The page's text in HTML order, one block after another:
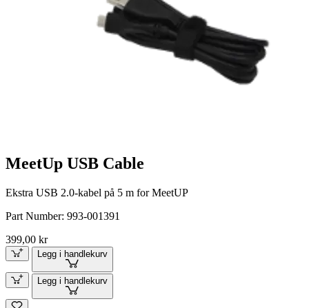
MeetUp USB Cable
Ekstra USB 2.0-kabel på 5 m for MeetUP
Part Number: 993-001391
399,00 kr
Legg i handlekurv
Legg i handlekurv